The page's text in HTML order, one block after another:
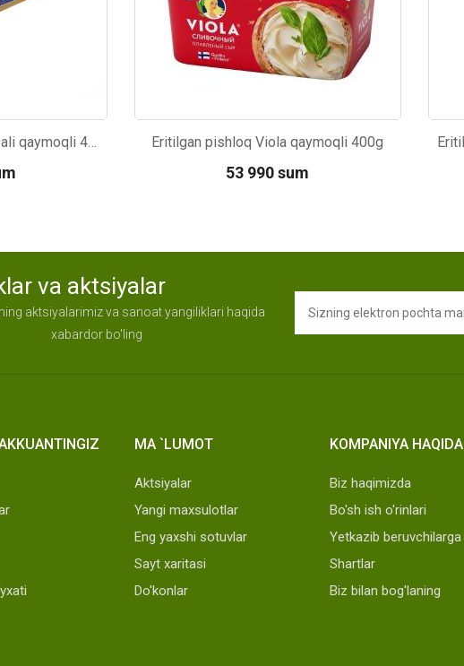
Pishloq Tsarskiy kolbasali qaymoqli 40% 1шт Eritilgan pishloq Viola qaymoqli 400g
53 990 sum
va aktsiyalar
aktsiyalarimiz va sanoat yangiliklari haqida
xabardor bo'ling
MA `LUMOT
Aktsiyalar
Yangi maxsulotlar
Eng yaxshi sotuvlar
Sayt xaritasi
Do'konlar
KOMPANIYA HAQIDA
Biz haqimizda
Bo'sh ish o'rinlari
Yetkazib beruvchilarga
Shartlar
Biz bilan bog'laning